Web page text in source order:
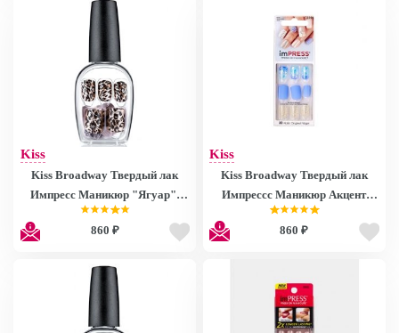
Kiss
Kiss Broadway Твердый лак
Импресс Маникюр "Ягуар",
длина короткая Impress
Manicure BIPD070
860 ₽
Kiss
Kiss Broadway Твердый лак
Импрессс Маникюр Акцент
Леди Босс, длина короткая
Impress Manicure Accent Boss
860 ₽